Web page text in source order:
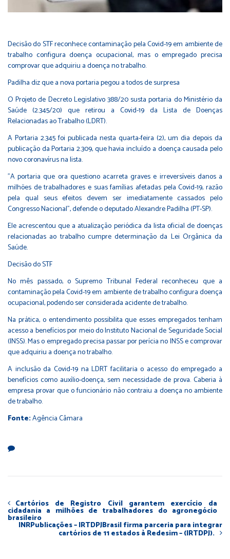
Decisão do STF reconhece contaminação pela Covid-19 em ambiente de
trabalho configura doença ocupacional, mas o empregado precisa
comprovar que adquiriu a doença no trabalho.
Padilha diz que a nova portaria pegou a todos de surpresa
O Projeto de Decreto Legislativo 388/20 susta portaria do Ministério da
Saúde (2.345/20) que retirou a Covid-19 da Lista de Doenças
Relacionadas ao Trabalho (LDRT).
A Portaria 2.345 foi publicada nesta quarta-feira (2), um dia depois da
publicação da Portaria 2.309, que havia incluído a doença causada pelo
novo coronavírus na lista.
"A portaria que ora questiono acarreta graves e irreversíveis danos a
milhões de trabalhadores e suas famílias afetadas pela Covid-19, razão
pela qual seus efeitos devem ser imediatamente cassados pelo
Congresso Nacional", defende o deputado Alexandre Padilha (PT-SP).
Ele acrescentou que a atualização periódica da lista oficial de doenças
relacionadas ao trabalho cumpre determinação da Lei Orgânica da
Saúde.
Decisão do STF
No mês passado, o Supremo Tribunal Federal reconheceu que a
contaminação pela Covid-19 em ambiente de trabalho configura doença
ocupacional, podendo ser considerada acidente de trabalho.
Na prática, o entendimento possibilita que esses empregados tenham
acesso a benefícios por meio do Instituto Nacional de Seguridade Social
(INSS). Mas o empregado precisa passar por perícia no INSS e comprovar
que adquiriu a doença no trabalho.
A inclusão da Covid-19 na LDRT facilitaria o acesso do empregado a
benefícios como auxílio-doença, sem necessidade de prova. Caberia à
empresa provar que o funcionário não contraiu a doença no ambiente
de trabalho.
Fonte:Agência Câmara
Cartórios de Registro Civil garantem exercício da
cidadania a milhões de trabalhadores do agronegócio
brasileiro
INRPublicações – IRTDPJBrasil firma parceria para integrar
cartórios de 11 estados à Redesim – (IRTDPJ).